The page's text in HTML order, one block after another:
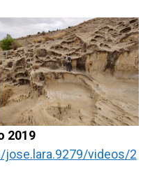
2019
videos/2